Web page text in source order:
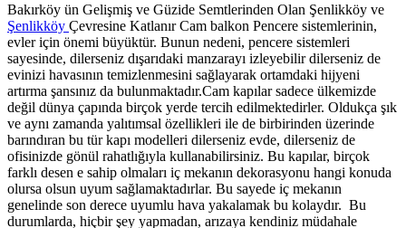
Bakırköy ün Gelişmiş ve Güzide Semtlerinden Olan Şenlikköy ve
Şenlikköy Çevresine Katlanır Cam balkon Pencere sistemlerinin,
evler için önemi büyüktür. Bunun nedeni, pencere sistemleri
sayesinde, dilerseniz dışarıdaki manzarayı izleyebilir dilerseniz de
evinizi havasının temizlenmesini sağlayarak ortamdaki hijyeni
artırma şansınız da bulunmaktadır.Cam kapılar sadece ülkemizde
değil dünya çapında birçok yerde tercih edilmektedirler. Oldukça şık
ve aynı zamanda yalıtımsal özellikleri ile de birbirinden üzerinde
barındıran bu tür kapı modelleri dilerseniz evde, dilerseniz de
ofisinizde gönül rahatlığıyla kullanabilirsiniz. Bu kapılar, birçok
farklı desen e sahip olmaları iç mekanın dekorasyonu hangi konuda
olursa olsun uyum sağlamaktadırlar. Bu sayede iç mekanın
genelinde son derece uyumlu hava yakalamak bu kolaydır. Bu
durumlarda, hiçbir şey yapmadan, arızaya kendiniz müdahale